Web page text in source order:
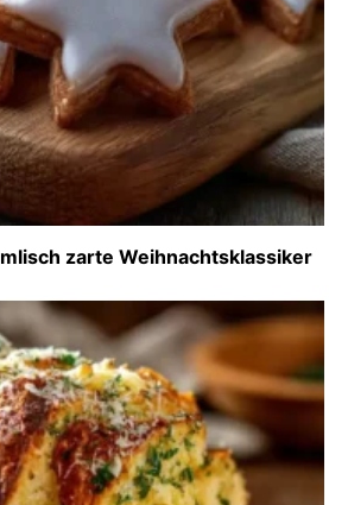
zarte Weihnachtsklassiker